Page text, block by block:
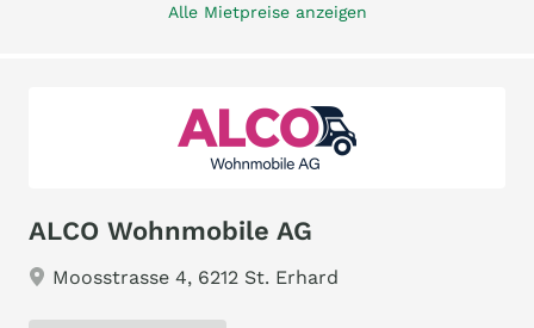
Alle Mietpreise anzeigen
ALCO Wohnmobile AG
Moosstrasse 4, 6212 St. Erhard